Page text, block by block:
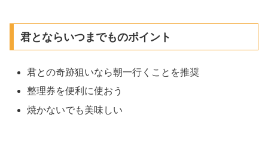
君とならいつまでものポイント
君との奇跡狙いなら朝一行くことを推奨
整理券を便利に使おう
焼かないでも美味しい